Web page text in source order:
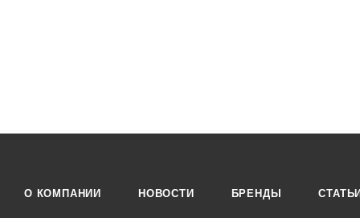
О КОМПАНИИ НОВОСТИ БРЕНДЫ СТАТЬИ